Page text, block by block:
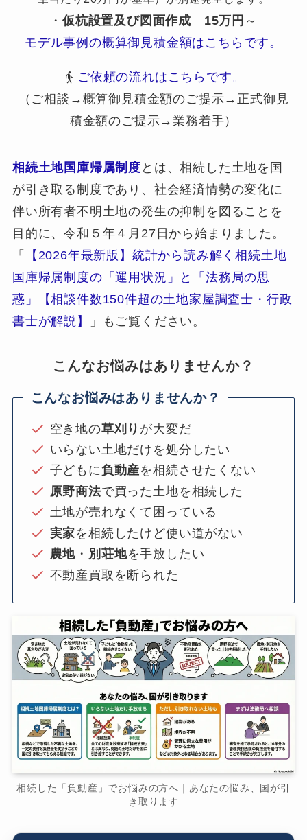
・ 仮杭設置及び図面作成 15万円 ～
モデル事例の概算御見積金額はこちらです。
ご依頼の流れはこちらです。
（ご相談→概算御見積金額のご提示→正式御見
積金額のご提示→業務着手）
相続土地国庫帰属制度 とは、相続した土地を国
が引き取る制度であり、社会経済情勢の変化に
伴い所有者不明土地の発生の抑制を図ることを
目的に、令和５年４月27日から始まりました。
「
【2026年最新版】統計から読み解く相続土地
国庫帰属制度の「運用状況」と「法務局の思
惑」【相談件数150件超の土地家屋調査士・行政
書士が解説】
」もご覧ください。
こんなお悩みはありませんか？
こんなお悩みはありませんか？
空き地の草刈り が大変だ
いらない土地だけを処分したい
子どもに負動産を相続させたくない
原野商法で買った土地を相続した
土地が売れなくて困っている
実家を相続したけど使い道がない
農地 ・ 別荘地を手放したい
不動産買取を断られた
相続した「負動産」でお悩みの方へ｜あなたの悩み、国が引
き取ります